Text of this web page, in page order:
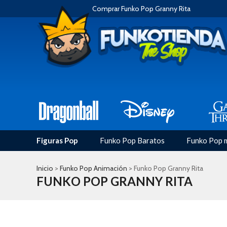
Comprar Funko Pop Granny Rita
Figuras Pop Funko Pop Baratos Funko Pop
Inicio > Funko Pop Animación > Funko Pop Granny Rita
FUNKO POP GRANNY RITA